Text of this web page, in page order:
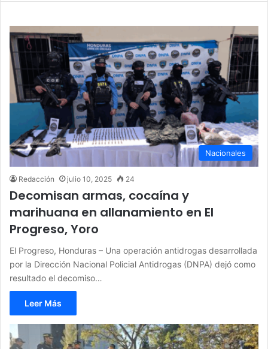
Nacionales
Redacción julio 10, 2025 24
Decomisan armas, cocaína y
marihuana en allanamiento en El
Progreso, Yoro
El Progreso, Honduras – Una operación antidrogas desarrollada
por la Dirección Nacional Policial Antidrogas (DNPA) dejó como
resultado el decomiso…
Leer Más